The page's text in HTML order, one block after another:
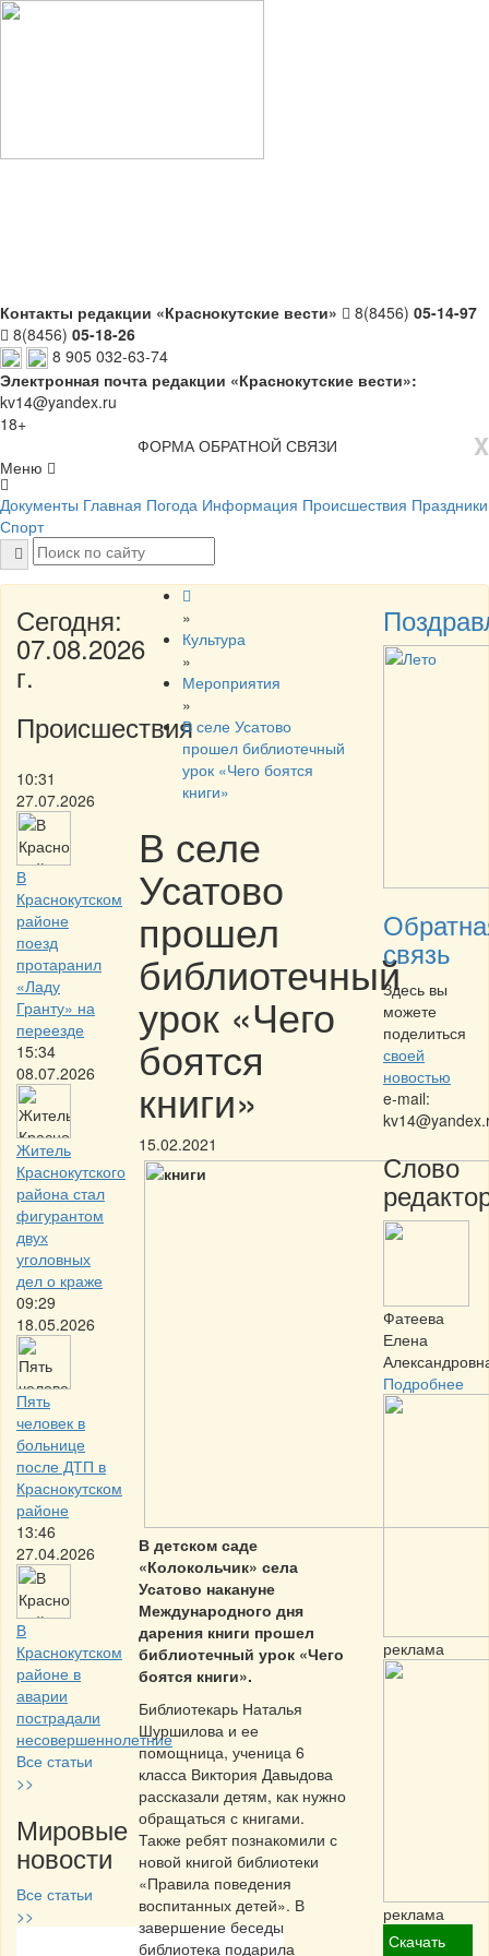
Контакты редакции «Краснокутские вести» 8(8456) 05-14-97
8(8456) 05-18-26
8 905 032-63-74
Электронная почта редакции «Краснокутские вести»:
kv14@yandex.ru
18+
X
ФОРМА ОБРАТНОЙ СВЯЗИ
Меню
Документы Главная Погода Информация Происшествия Праздники
Спорт
Сегодня:
07.08.2026
г.
Происшествия
10:31
27.07.2026
В
Краснокутском
районе
поезд
протаранил
«Ладу
Гранту» на
переезде
15:34
08.07.2026
Житель
Краснокутского
района стал
фигурантом
двух
уголовных
дел о краже
09:29
18.05.2026
Пять
человек в
больнице
после ДТП в
Краснокутском
районе
13:46
27.04.2026
В
Краснокутском
районе в
аварии
пострадали
несовершеннолетние
Все статьи
>>
Мировые
новости
Все статьи
>>
»
Культура
»
Мероприятия
»
В селе Усатово
прошел библиотечный
урок «Чего боятся
книги»
В селе
Усатово
прошел
библиотечный
урок «Чего
боятся
книги»
15.02.2021
В детском саде
«Колокольчик» села
Усатово накануне
Международного дня
дарения книги прошел
библиотечный урок «Чего
боятся книги».
Библиотекарь Наталья
Шуршилова и ее
помощница, ученица 6
класса Виктория Давыдова
рассказали детям, как нужно
обращаться с книгами.
Также ребят познакомили с
новой книгой библиотеки
«Правила поведения
воспитанных детей». В
завершение беседы
библиотека подарила
связь
Здесь вы
можете
поделиться
своей
новостью
e-mail:
Слово
Фатеева
Елена
Подробнее
реклама
реклама
Скачать